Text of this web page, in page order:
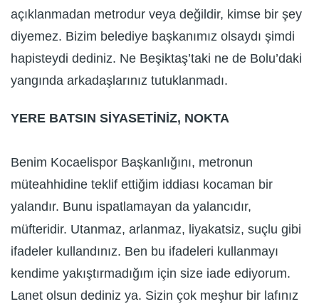
açıklanmadan metrodur veya değildir, kimse bir şey
diyemez. Bizim belediye başkanımız olsaydı şimdi
hapisteydi dediniz. Ne Beşiktaş’taki ne de Bolu’daki
yangında arkadaşlarınız tutuklanmadı.
YERE BATSIN SİYASETİNİZ, NOKTA
Benim Kocaelispor Başkanlığını, metronun
müteahhidine teklif ettiğim iddiası kocaman bir
yalandır. Bunu ispatlamayan da yalancıdır,
müfteridir. Utanmaz, arlanmaz, liyakatsiz, suçlu gibi
ifadeler kullandınız. Ben bu ifadeleri kullanmayı
kendime yakıştırmadığım için size iade ediyorum.
Lanet olsun dediniz ya. Sizin çok meşhur bir lafınız